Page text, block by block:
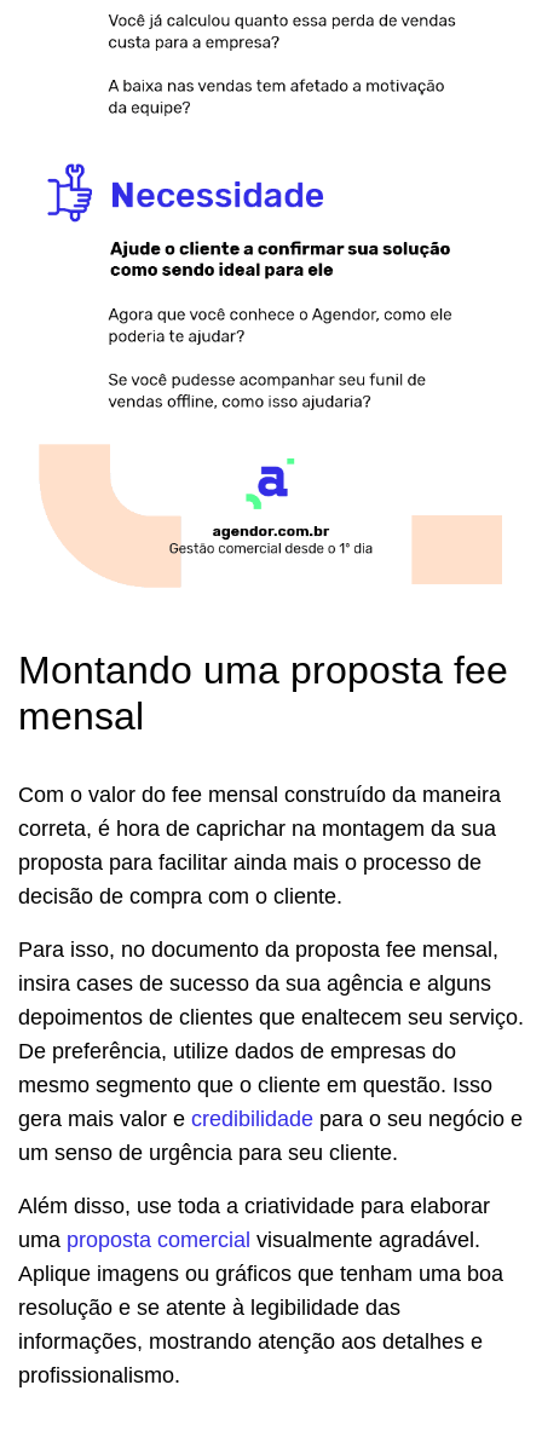
Montando uma proposta fee
mensal
Com o valor do fee mensal construído da maneira
correta, é hora de caprichar na montagem da sua
proposta para facilitar ainda mais o processo de
decisão de compra com o cliente.
Para isso, no documento da proposta fee mensal,
insira cases de sucesso da sua agência e alguns
depoimentos de clientes que enaltecem seu serviço.
De preferência, utilize dados de empresas do
mesmo segmento que o cliente em questão. Isso
gera mais valor e credibilidade para o seu negócio e
um senso de urgência para seu cliente.
Além disso, use toda a criatividade para elaborar
uma proposta comercial visualmente agradável.
Aplique imagens ou gráficos que tenham uma boa
resolução e se atente à legibilidade das
informações, mostrando atenção aos detalhes e
profissionalismo.